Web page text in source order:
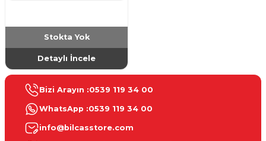
Stokta Yok
Detaylı İncele
Bizi Arayın :0539 119 34 00
WhatsApp :0539 119 34 00
info@bilcasstore.com